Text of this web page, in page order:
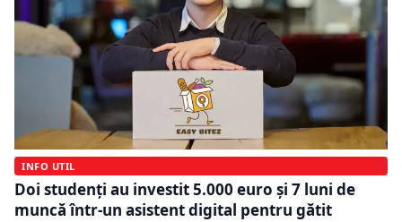
INFO UTIL
Doi studenți au investit 5.000 euro și 7 luni de
muncă într-un asistent digital pentru gătit